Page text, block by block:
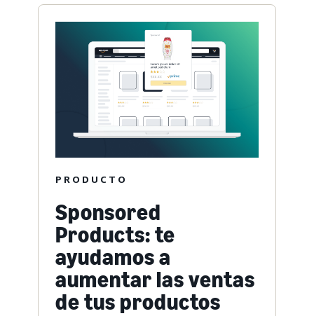
PRODUCTO
Sponsored
Products: te
ayudamos a
aumentar las ventas
de tus productos